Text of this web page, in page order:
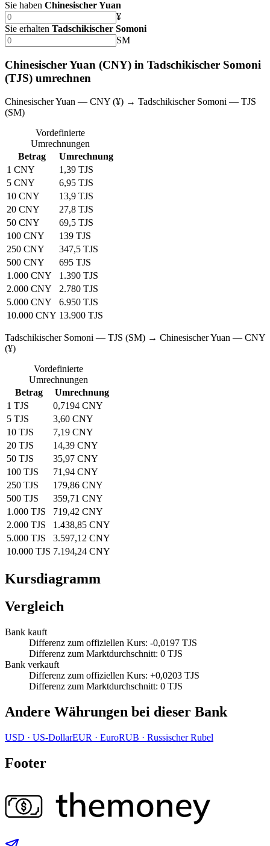
Sie haben Chinesischer Yuan
¥
Sie erhalten Tadschikischer Somoni
SM
Chinesischer Yuan (CNY) in Tadschikischer Somoni
(TJS) umrechnen
Chinesischer Yuan — CNY (¥) → Tadschikischer Somoni — TJS
(SM)
Vordefinierte
Umrechnungen
Betrag
Umrechnung
1 CNY
1,39 TJS
5 CNY
6,95 TJS
10 CNY
13,9 TJS
20 CNY
27,8 TJS
50 CNY
69,5 TJS
100 CNY
139 TJS
250 CNY
347,5 TJS
500 CNY
695 TJS
1.000 CNY
1.390 TJS
2.000 CNY
2.780 TJS
5.000 CNY
6.950 TJS
10.000 CNY 13.900 TJS
Tadschikischer Somoni — TJS (SM) → Chinesischer Yuan — CNY
(¥)
Vordefinierte
Umrechnungen
Betrag
Umrechnung
1 TJS
0,7194 CNY
5 TJS
3,60 CNY
10 TJS
7,19 CNY
20 TJS
14,39 CNY
50 TJS
35,97 CNY
100 TJS
71,94 CNY
250 TJS
179,86 CNY
500 TJS
359,71 CNY
1.000 TJS
719,42 CNY
2.000 TJS
1.438,85 CNY
5.000 TJS
3.597,12 CNY
10.000 TJS 7.194,24 CNY
Kursdiagramm
Vergleich
Bank kauft
Differenz zum offiziellen Kurs: -0,0197 TJS
Differenz zum Marktdurchschnitt: 0 TJS
Bank verkauft
Differenz zum offiziellen Kurs: +0,0203 TJS
Differenz zum Marktdurchschnitt: 0 TJS
Andere Währungen bei dieser Bank
USD · US‑DollarEUR · EuroRUB · Russischer Rubel
Footer